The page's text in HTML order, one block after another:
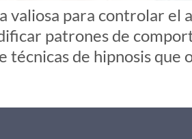
valiosa para controlar
patrones de
de hipnosis